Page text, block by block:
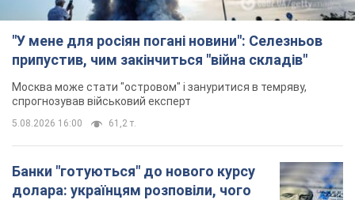
"У мене для росіян погані новини": Селезньов
припустив, чим закінчиться "війна складів"
Москва може стати "островом" і зануритися в темряву,
спрогнозував військовий експерт
5.08.2026 16:00 61,2 т.
Банки "готуються" до нового курсу
долара: українцям розповіли, чого